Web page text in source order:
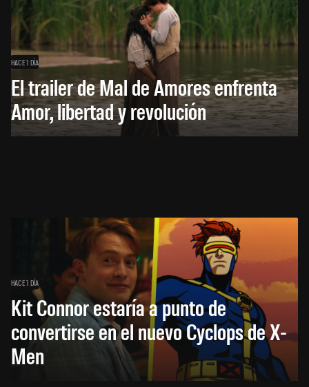
HACE 1 DÍA
El trailer de Mal de Amores enfrenta
Amor, libertad y revolución
HACE 1 DÍA
Kit Connor estaría a punto de
convertirse en el nuevo Cyclops de X-
Men